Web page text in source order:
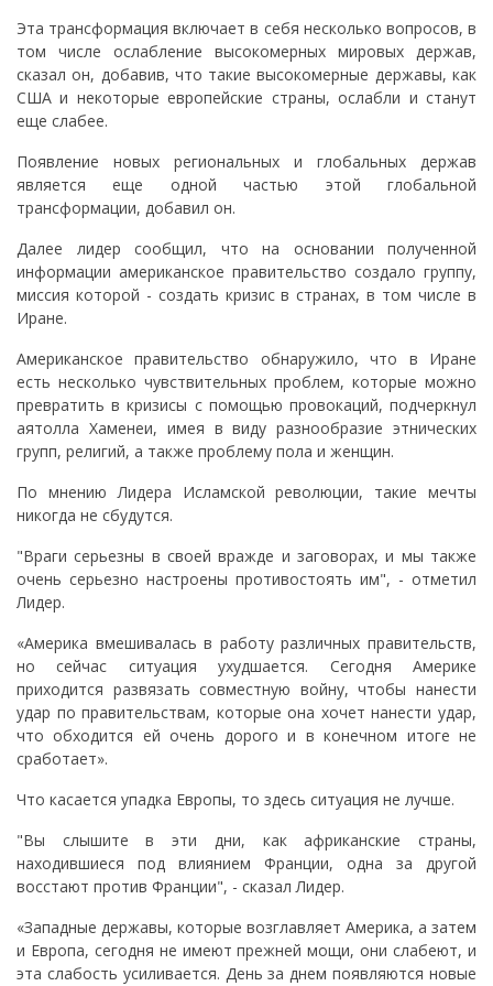
Эта трансформация включает в себя несколько вопросов, в
том числе ослабление высокомерных мировых держав,
сказал он, добавив, что такие высокомерные державы, как
США и некоторые европейские страны, ослабли и станут
еще слабее.
Появление новых региональных и глобальных держав
является еще одной частью этой глобальной
трансформации, добавил он.
Далее лидер сообщил, что на основании полученной
информации американское правительство создало группу,
миссия которой - создать кризис в странах, в том числе в
Иране.
Американское правительство обнаружило, что в Иране
есть несколько чувствительных проблем, которые можно
превратить в кризисы с помощью провокаций, подчеркнул
аятолла Хаменеи, имея в виду разнообразие этнических
групп, религий, а также проблему пола и женщин.
По мнению Лидера Исламской революции, такие мечты
никогда не сбудутся.
"Враги серьезны в своей вражде и заговорах, и мы также
очень серьезно настроены противостоять им", - отметил
Лидер.
«Америка вмешивалась в работу различных правительств,
но сейчас ситуация ухудшается. Сегодня Америке
приходится развязать совместную войну, чтобы нанести
удар по правительствам, которые она хочет нанести удар,
что обходится ей очень дорого и в конечном итоге не
сработает».
Что касается упадка Европы, то здесь ситуация не лучше.
"Вы слышите в эти дни, как африканские страны,
находившиеся под влиянием Франции, одна за другой
восстают против Франции", - сказал Лидер.
«Западные державы, которые возглавляет Америка, а затем
и Европа, сегодня не имеют прежней мощи, они слабеют, и
эта слабость усиливается. День за днем ​​появляются новые